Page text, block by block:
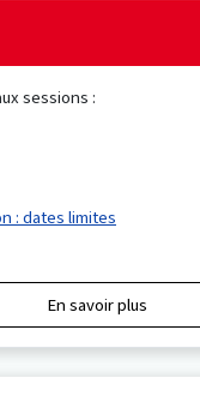
sessions :
: dates limites
En savoir plus